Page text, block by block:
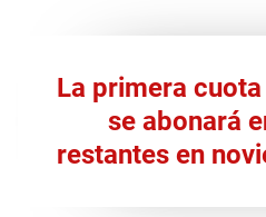
La primera
se abonará
restantes en